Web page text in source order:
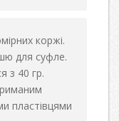
коржі.
для суфле.
з 40 гр.
пластівцями